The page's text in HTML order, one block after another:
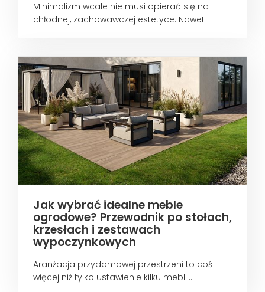
Minimalizm wcale nie musi opierać się na
chłodnej, zachowawczej estetyce. Nawet
Jak wybrać idealne meble
ogrodowe? Przewodnik po stołach,
krzesłach i zestawach
wypoczynkowych
Aranżacja przydomowej przestrzeni to coś
więcej niż tylko ustawienie kilku mebli...